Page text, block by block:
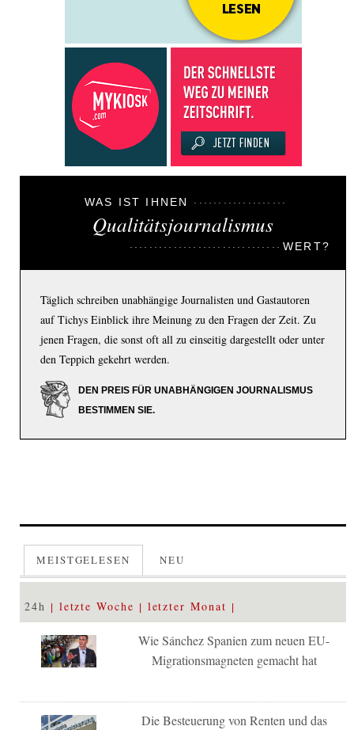
WAS IST IHNEN
Qualitätsjournalismus
WERT?
Täglich schreiben unabhängige Journalisten und Gastautoren
auf Tichys Einblick ihre Meinung zu den Fragen der Zeit. Zu
jenen Fragen, die sonst oft all zu einseitig dargestellt oder unter
den Teppich gekehrt werden.
DEN PREIS FÜR UNABHÄNGIGEN JOURNALISMUS
BESTIMMEN SIE.
MEISTGELESEN NEU
24h letzte Woche letzter Monat
Wie Sánchez Spanien zum neuen EU-
Migrationsmagneten gemacht hat
Die Besteuerung von Renten und das